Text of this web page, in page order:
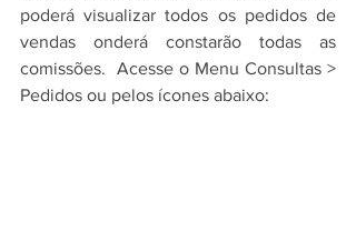
poderá visualizar todos os pedidos de
vendas onderá constarão todas as
comissões.  Acesse o Menu Consultas >
Pedidos ou pelos ícones abaixo: